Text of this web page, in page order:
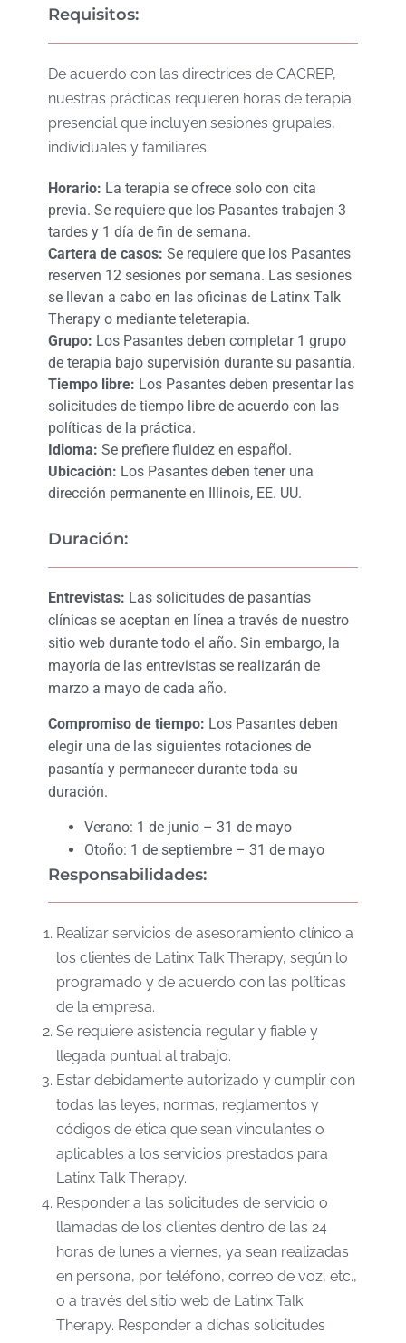
Requisitos:
De acuerdo con las directrices de CACREP,
nuestras prácticas requieren horas de terapia
presencial que incluyen sesiones grupales,
individuales y familiares.
Horario: La terapia se ofrece solo con cita
previa. Se requiere que los Pasantes trabajen 3
tardes y 1 día de fin de semana.
Cartera de casos: Se requiere que los Pasantes
reserven 12 sesiones por semana. Las sesiones
se llevan a cabo en las oficinas de Latinx Talk
Therapy o mediante teleterapia.
Grupo: Los Pasantes deben completar 1 grupo
de terapia bajo supervisión durante su pasantía.
Tiempo libre: Los Pasantes deben presentar las
solicitudes de tiempo libre de acuerdo con las
políticas de la práctica.
Idioma: Se prefiere fluidez en español.
Ubicación: Los Pasantes deben tener una
dirección permanente en Illinois, EE. UU.
Duración:
Entrevistas: Las solicitudes de pasantías
clínicas se aceptan en línea a través de nuestro
sitio web durante todo el año. Sin embargo, la
mayoría de las entrevistas se realizarán de
marzo a mayo de cada año.
Compromiso de tiempo: Los Pasantes deben
elegir una de las siguientes rotaciones de
pasantía y permanecer durante toda su
duración.
Verano: 1 de junio – 31 de mayo
Otoño: 1 de septiembre – 31 de mayo
Responsabilidades:
Realizar servicios de asesoramiento clínico a
los clientes de Latinx Talk Therapy, según lo
programado y de acuerdo con las políticas
de la empresa.
Se requiere asistencia regular y fiable y
llegada puntual al trabajo.
Estar debidamente autorizado y cumplir con
todas las leyes, normas, reglamentos y
códigos de ética que sean vinculantes o
aplicables a los servicios prestados para
Latinx Talk Therapy.
Responder a las solicitudes de servicio o
llamadas de los clientes dentro de las 24
horas de lunes a viernes, ya sean realizadas
en persona, por teléfono, correo de voz, etc.,
o a través del sitio web de Latinx Talk
Therapy. Responder a dichas solicitudes